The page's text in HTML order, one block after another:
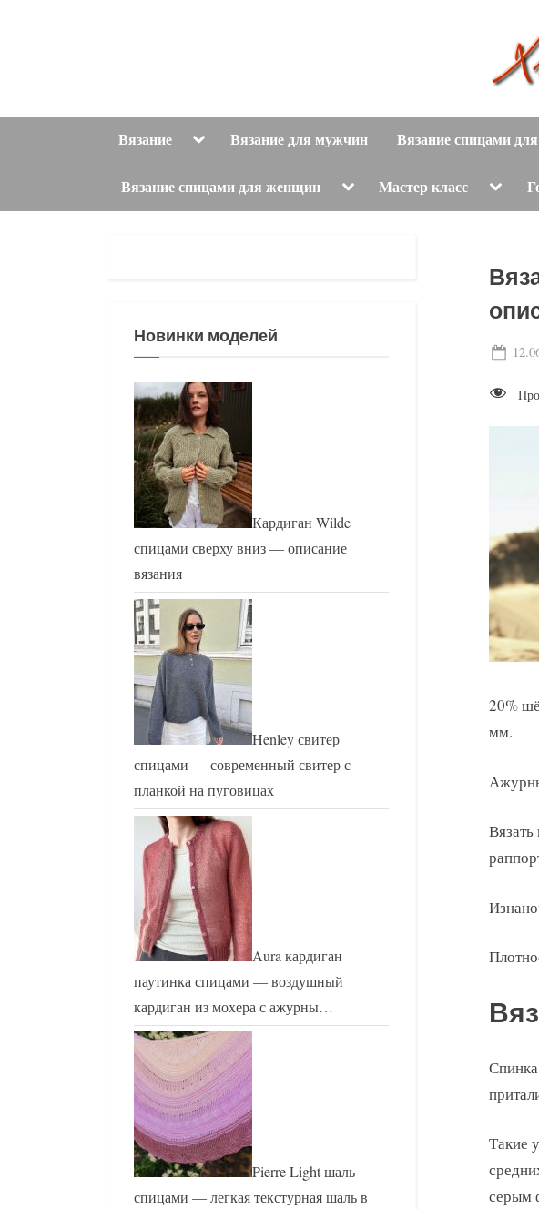
Вязание ToggleВязание для мужчин Вязание спицами
Вязание спицами для женщин Toggle
menu
Мастер класс Toggle
menu
20%
мм.
Такие
серым
Новинки моделей
Кардиган Wilde
спицами сверху вниз — описание
вязания
Henley свитер
спицами — современный свитер с
планкой на пуговицах
Aura кардиган
паутинка спицами — воздушный
кардиган из мохера с ажурны…
Pierre Light шаль
спицами — легкая текстурная шаль в